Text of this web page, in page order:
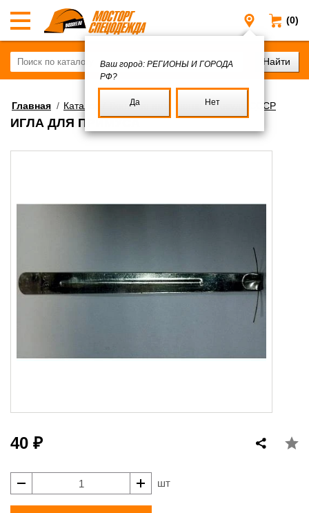
(0)
Регионы
Ваш город: РЕГИОНЫ И ГОРОДА
РФ?
Да Нет
Главная / Каталог Военное имущество /Посуда СССР
ИГЛА ДЛЯ ПРИМУСА
40 ₽
шт